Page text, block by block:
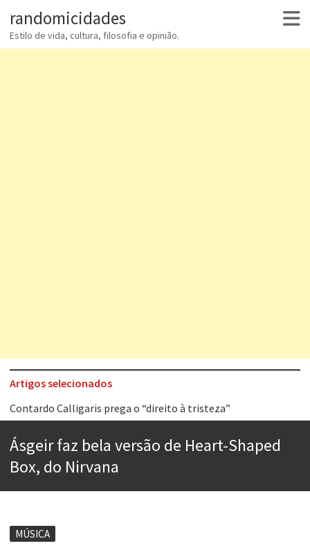
randomicidades
Estilo de vida, cultura, filosofia e opinião.
Artigos selecionados
Contardo Calligaris prega o “direito à tristeza”
Esse tal de Rock Gaúcho
Os causos de Jorge Luis Borges
Tem que filmar isso daí
Ásgeir faz bela versão de Heart-Shaped
Box, do Nirvana
MÚSICA